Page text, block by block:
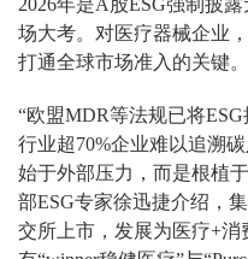
2026年是A股ESG强制披
场大考。对医疗器械企业
打通全球市场准入的关键。
“欧盟MDR等法规已将
行业超70%企业难以追溯
始于外部压力，而是根植
部ESG专家徐迅捷介绍，
交所上市，发展为医疗+